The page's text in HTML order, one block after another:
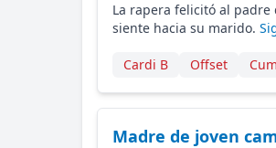
La rapera felicitó al
siente hacia su marido.
Cardi B Offset
Madre de joven